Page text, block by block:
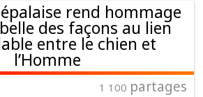
rend hommage
des façons au lien
entre le chien et
l’Homme
1 100 partages